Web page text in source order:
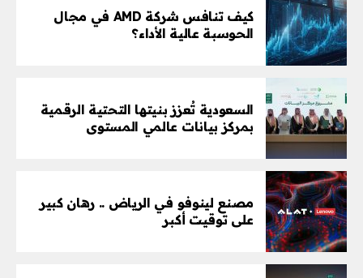
كيف تنافس شركة AMD في مجال
الحوسبة عالية الأداء؟
السعودية تُعزز بنيتها التحتية الرقمية
بمركز بيانات عالمي المستوى
مصنع لينوفو في الرياض .. رهان كبير
على توقيت أكبر